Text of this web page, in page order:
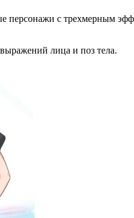
персонажи с трехмерным
лица и поз тела.